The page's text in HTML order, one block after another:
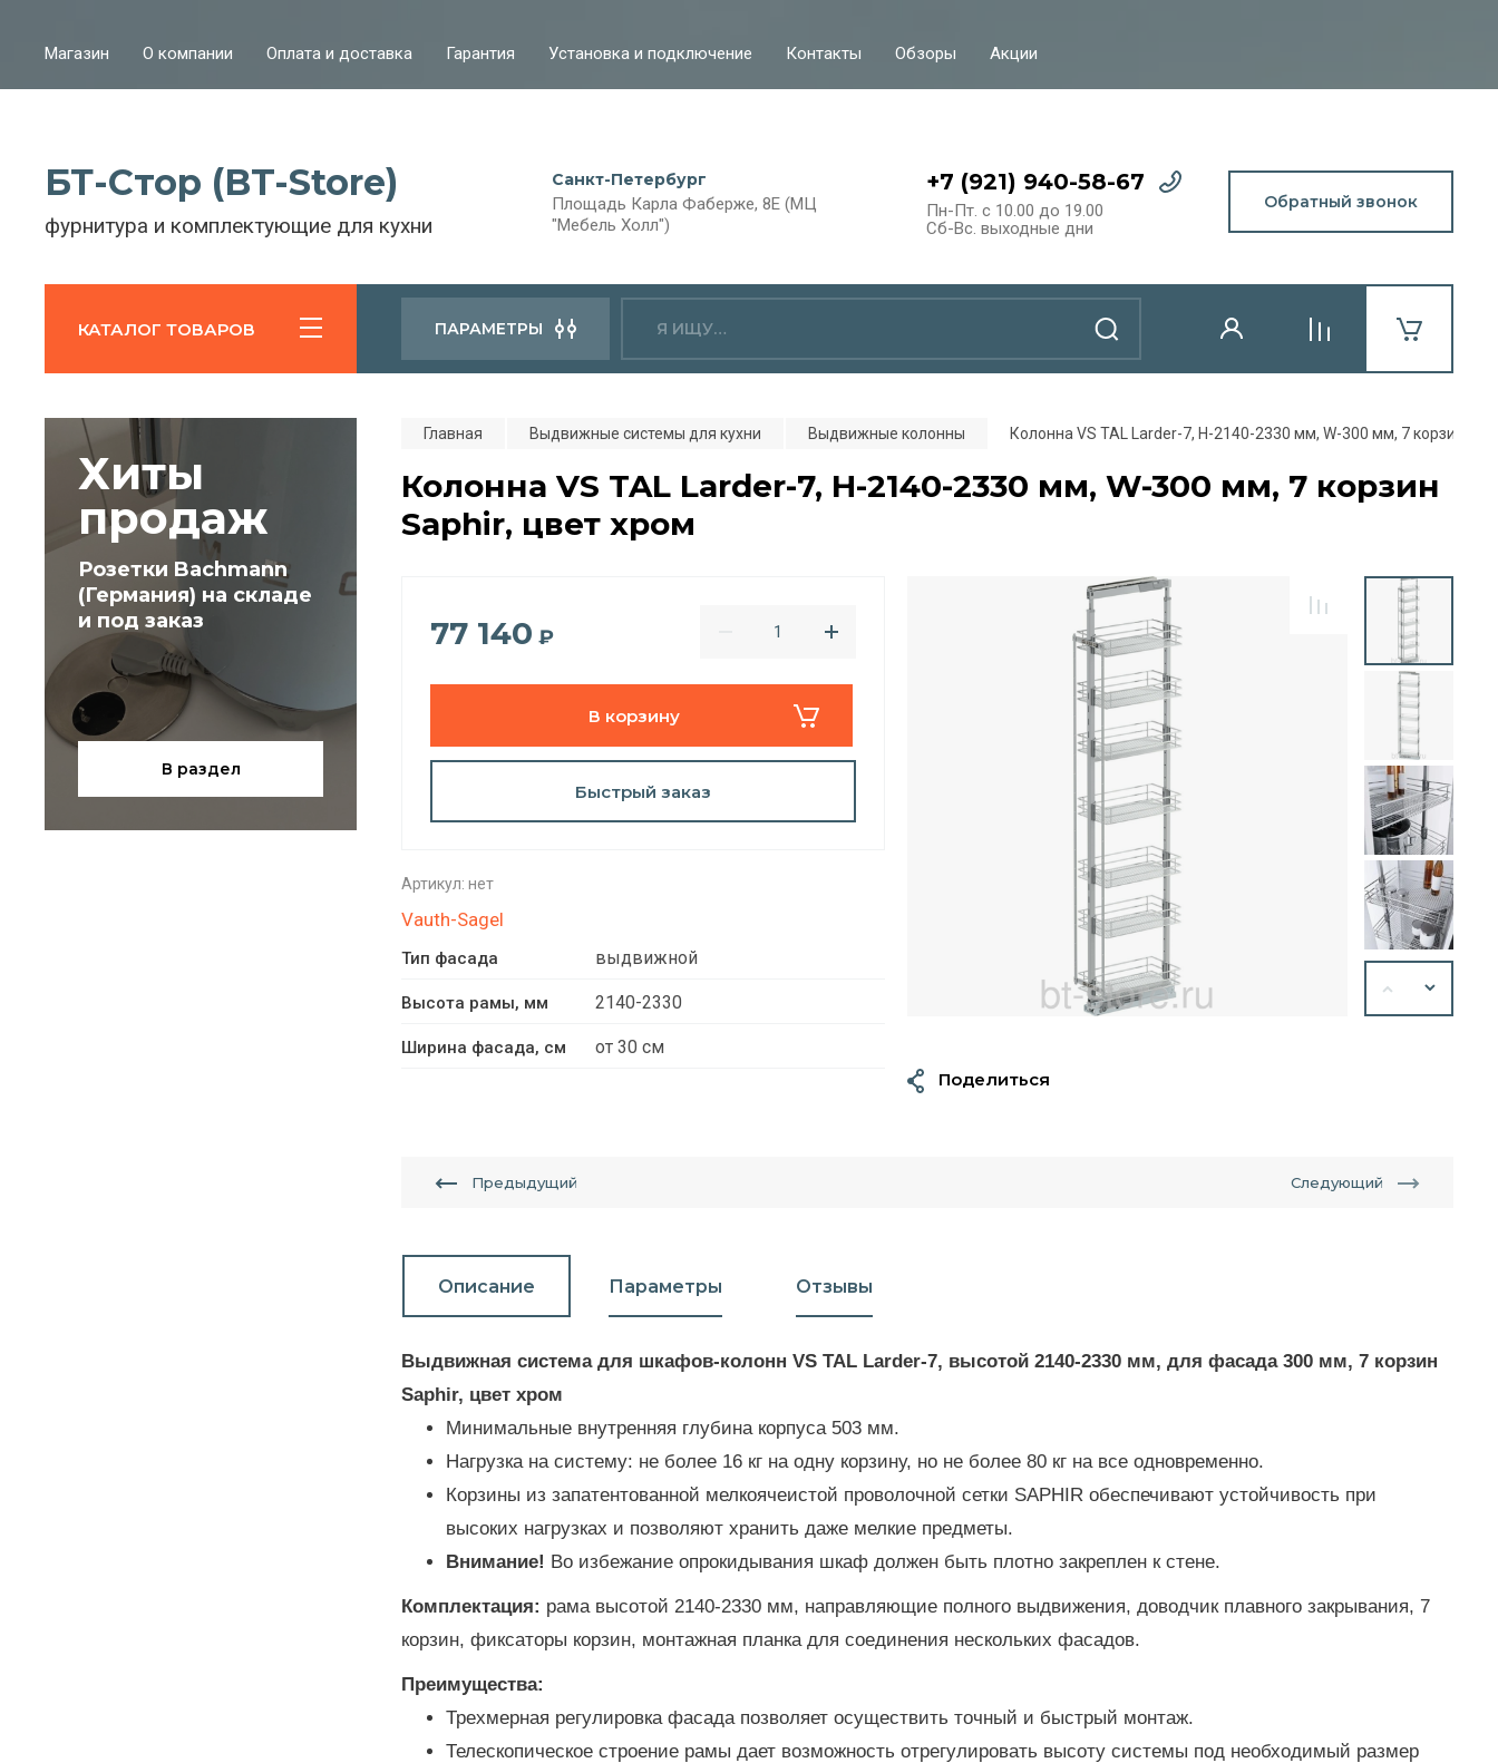
Магазин О компании Оплата и доставка Гарантия Установка и подключение Контакты Обзоры Акции
БТ-Стор (BT-Store)
фурнитура и комплектующие для кухни
Санкт-Петербург
Площадь Карла Фаберже, 8Е (МЦ
"Мебель Холл")
+7 (921) 940-58-67
Пн-Пт. с 10.00 до 19.00
Сб-Вс. выходные дни
Обратный звонок
КАТАЛОГ ТОВАРОВ ПАРАМЕТРЫ
Хиты
продаж
Розетки Bachmann
(Германия) на складе
и под заказ
В раздел
Главная Выдвижные системы для кухни Выдвижные колонны Колонна VS TAL Larder-7, H-2140-2330 мм, W-300 мм, 7 корзин
Колонна VS TAL Larder-7, H-2140-2330 мм, W-300 мм, 7 корзин
Saphir, цвет хром
77 140 ₽
В корзину
Быстрый заказ
Артикул: нет
Vauth-Sagel
Тип фасада выдвижной
Высота рамы, мм 2140-2330
Ширина фасада, см
от 30 см
Поделиться
Предыдущий Следующий
Описание Параметры Отзывы
Выдвижная система для шкафов-колонн VS TAL Larder-7, высотой 2140-2330 мм, для фасада 300 мм, 7 корзин
Saphir, цвет хром
Минимальные внутренняя глубина корпуса 503 мм.
Нагрузка на систему: не более 16 кг на одну корзину, но не более 80 кг на все одновременно.
Корзины из запатентованной мелкоячеистой проволочной сетки SAPHIR обеспечивают устойчивость при
высоких нагрузках и позволяют хранить даже мелкие предметы.
Внимание! Во избежание опрокидывания шкаф должен быть плотно закреплен к стене.
Комплектация: рама высотой 2140-2330 мм, направляющие полного выдвижения, доводчик плавного закрывания, 7
корзин, фиксаторы корзин, монтажная планка для соединения нескольких фасадов.
Преимущества:
Трехмерная регулировка фасада позволяет осуществить точный и быстрый монтаж.
Телескопическое строение рамы дает возможность отрегулировать высоту системы под необходимый размер